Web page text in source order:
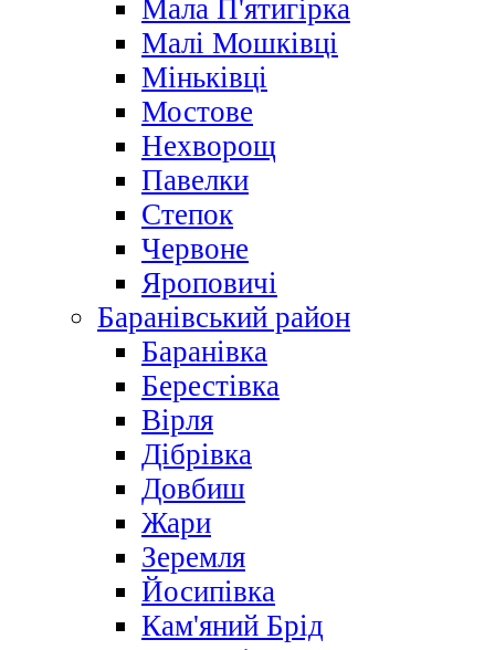
Мала П'ятигірка
Малі Мошківці
Міньківці
Мостове
Нехворощ
Павелки
Степок
Червоне
Яроповичі
Баранівський район
Баранівка
Берестівка
Вірля
Дібрівка
Довбиш
Жари
Зеремля
Йосипівка
Кам'яний Брід